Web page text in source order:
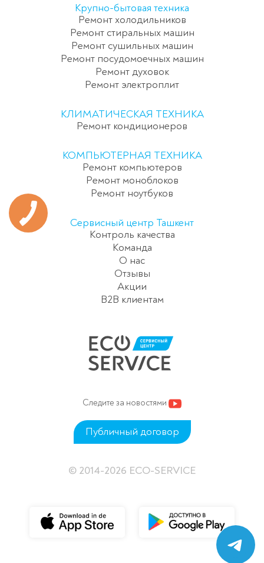
Крупно-бытовая техника
Ремонт холодильников
Ремонт стиральных машин
Ремонт сушильных машин
Ремонт посудомоечных машин
Ремонт духовок
Ремонт электроплит
КЛИМАТИЧЕСКАЯ ТЕХНИКА
Ремонт кондиционеров
КОМПЬЮТЕРНАЯ ТЕХНИКА
Ремонт компьютеров
Ремонт моноблоков
Ремонт ноутбуков
Сервисный центр Ташкент
Контроль качества
Команда
О нас
Отзывы
Акции
B2B клиентам
Следите за новостями
Публичный договор
© 2014-2026 ECO-SERVICE